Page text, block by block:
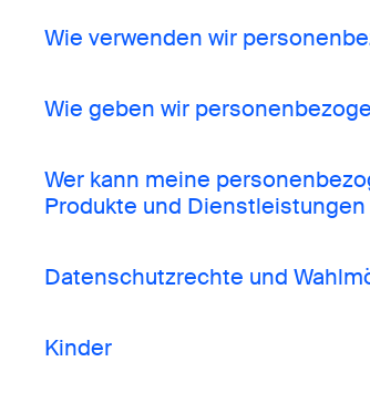
Wie verwenden wir
Wie geben wir
Wer kann meine
Produkte und
Datenschutzrechte und
Kinder